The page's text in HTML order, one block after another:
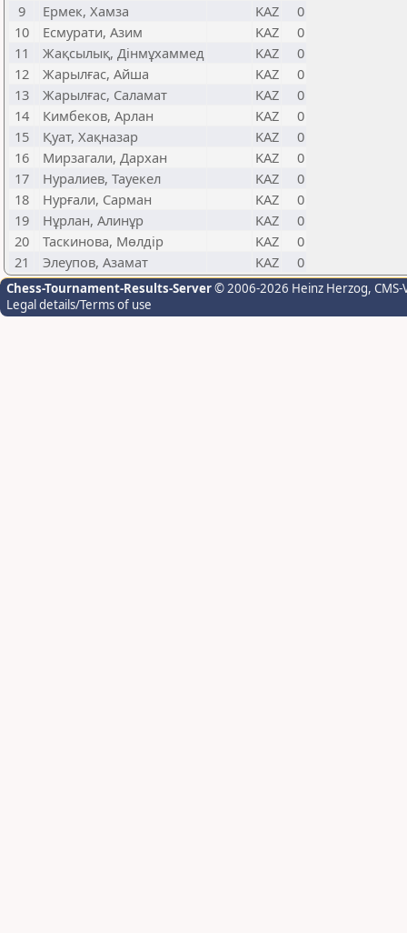
9
Ермек, Хамза KAZ
0
10
Есмурати, Азим KAZ
0
11
Жақсылық, Дінмұхаммед KAZ
0
12
Жарылғас, Айша KAZ
0
13
Жарылғас, Саламат KAZ
0
14
Кимбеков, Арлан KAZ
0
15
Қуат, Хақназар KAZ
0
16
Мирзагали, Дархан KAZ
0
17
Нуралиев, Тауекел KAZ
0
18
Нурғали, Сарман KAZ
0
19
Нұрлан, Алинұр KAZ
0
20
Таскинова, Мөлдір KAZ
0
21
Элеупов, Азамат KAZ 0
Chess-Tournament-Results-Server© 2006-2026 Heinz Herzog,
Legal details/Terms of use